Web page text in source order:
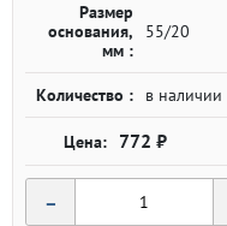
Размер
основания,
мм :
55/20
Количество : в наличии
772 ₽
-